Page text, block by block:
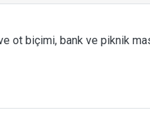
ot biçimi, bank ve piknik